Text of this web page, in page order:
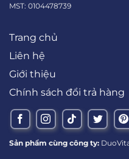
MST: 0104478739
Trang chủ
Liên hệ
Giới thiệu
Chính sách đổi trả hàng
Sản phẩm cùng công ty: